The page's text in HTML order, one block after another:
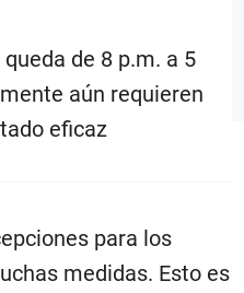
de 8 p.m. a 5
aún requieren
eficaz
para los
medidas. Esto es